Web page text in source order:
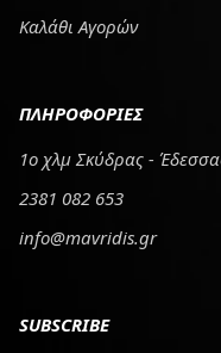
Καλάθι Αγορών
ΠΛΗΡΟΦΟΡΙΕΣ
1ο χλμ Σκύδρας -
2381 082 653
info@mavridis.gr
SUBSCRIBE